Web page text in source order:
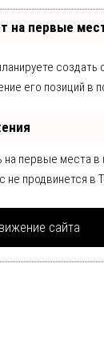
на первые
его позиций в
на первые места
не продвинется в
сайта